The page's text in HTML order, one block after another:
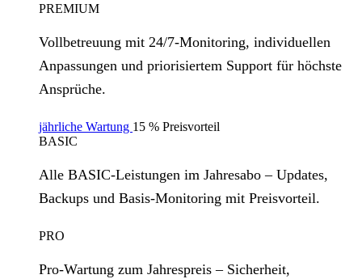
PREMIUM
Vollbetreuung mit 24/7‑Monitoring, individuellen
Anpassungen und priorisiertem Support für höchste
Ansprüche.
jährliche Wartung 15 % Preisvorteil
BASIC
Alle BASIC‑Leistungen im Jahresabo – Updates,
Backups und Basis‑Monitoring mit Preisvorteil.
PRO
Pro‑Wartung zum Jahrespreis – Sicherheit,